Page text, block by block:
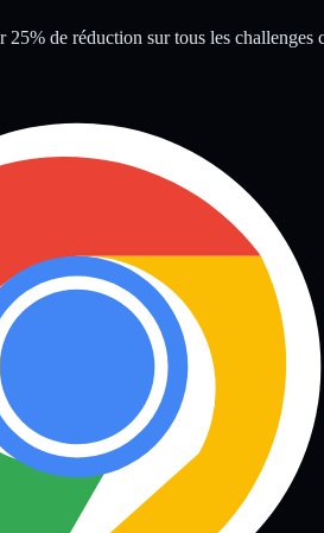
de réduction sur tous les challenges